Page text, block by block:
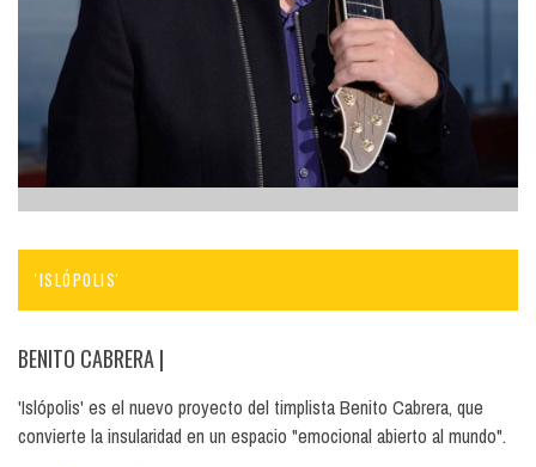
'ISLÓPOLIS'
BENITO CABRERA|
'Islópolis' es el nuevo proyecto del timplista Benito Cabrera, que
convierte la insularidad en un espacio "emocional abierto al mundo".